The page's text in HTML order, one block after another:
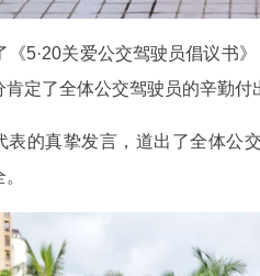
5·20关爱公交驾驶员倡议书
定了全体公交驾驶员的辛勤
表的真挚发言，道出了全体